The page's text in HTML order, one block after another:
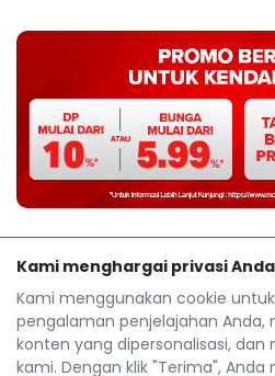
Kami menghargai privasi Anda
Kami menggunakan cookie
pengalaman penjelajahan Anda,
konten yang dipersonalisasi, dan
kami. Dengan klik "Terima",